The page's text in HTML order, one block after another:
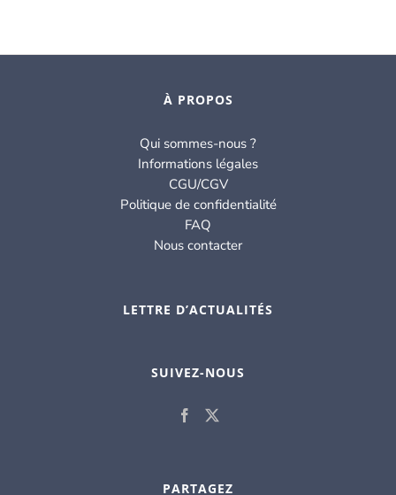
À PROPOS
Qui sommes-nous ?
Informations légales
CGU/CGV
Politique de confidentialité
FAQ
Nous contacter
LETTRE D’ACTUALITÉS
SUIVEZ-NOUS
PARTAGEZ